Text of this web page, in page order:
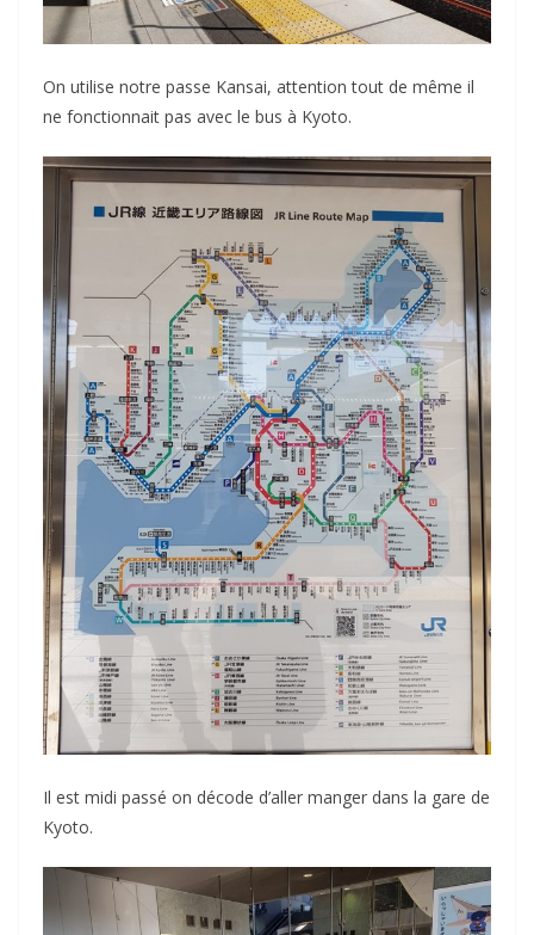
On utilise notre passe Kansai, attention tout de même il
ne fonctionnait pas avec le bus à Kyoto.
Il est midi passé on décode d’aller manger dans la gare de
Kyoto.